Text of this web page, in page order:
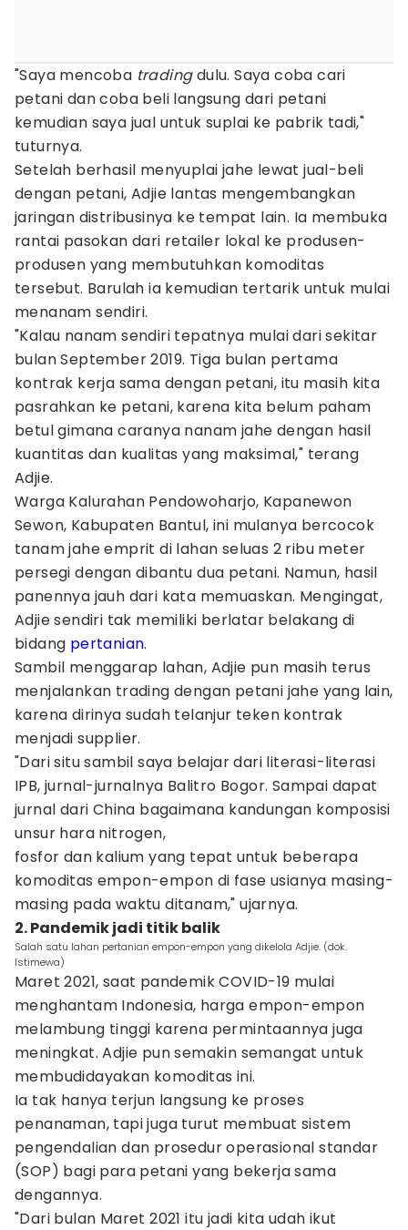
"Saya mencoba tradingdulu. Saya coba cari
petani dan coba beli langsung dari petani
kemudian saya jual untuk suplai ke pabrik tadi,"
tuturnya.
Setelah berhasil menyuplai jahe lewat jual-beli
dengan petani, Adjie lantas mengembangkan
jaringan distribusinya ke tempat lain. Ia membuka
rantai pasokan dari retailer lokal ke produsen-
produsen yang membutuhkan komoditas
tersebut. Barulah ia kemudian tertarik untuk mulai
menanam sendiri.
"Kalau nanam sendiri tepatnya mulai dari sekitar
bulan September 2019. Tiga bulan pertama
kontrak kerja sama dengan petani, itu masih kita
pasrahkan ke petani, karena kita belum paham
betul gimana caranya nanam jahe dengan hasil
kuantitas dan kualitas yang maksimal," terang
Adjie.
Warga Kalurahan Pendowoharjo, Kapanewon
Sewon, Kabupaten Bantul, ini mulanya bercocok
tanam jahe emprit di lahan seluas 2 ribu meter
persegi dengan dibantu dua petani. Namun, hasil
panennya jauh dari kata memuaskan. Mengingat,
Adjie sendiri tak memiliki berlatar belakang di
bidang pertanian.
Sambil menggarap lahan, Adjie pun masih terus
menjalankan trading dengan petani jahe yang lain,
karena dirinya sudah telanjur teken kontrak
menjadi supplier.
"Dari situ sambil saya belajar dari literasi-literasi
IPB, jurnal-jurnalnya Balitro Bogor. Sampai dapat
jurnal dari China bagaimana kandungan komposisi
unsur hara nitrogen,
fosfor dan kalium yang tepat untuk beberapa
komoditas empon-empon di fase usianya masing-
masing pada waktu ditanam," ujarnya.
2. Pandemik jadi titik balik
Salah satu lahan pertanian empon-empon yang dikelola Adjie. (dok.
Istimewa)
Maret 2021, saat pandemik COVID-19 mulai
menghantam Indonesia, harga empon-empon
melambung tinggi karena permintaannya juga
meningkat. Adjie pun semakin semangat untuk
membudidayakan komoditas ini.
Ia tak hanya terjun langsung ke proses
penanaman, tapi juga turut membuat sistem
pengendalian dan prosedur operasional standar
(SOP) bagi para petani yang bekerja sama
dengannya.
"Dari bulan Maret 2021 itu jadi kita udah ikut